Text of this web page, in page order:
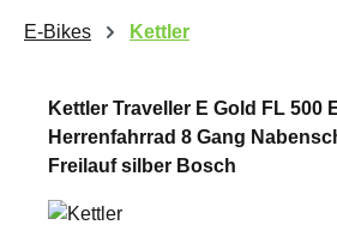
E-Bikes Kettler
Kettler Traveller E Gold FL 500
Herrenfahrrad 8 Gang
Freilauf silber Bosch